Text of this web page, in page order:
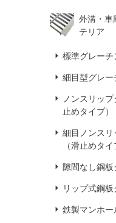
外溝・車
テリア
標準グレーチ
細目型グレー
ノンスリッ
止めタイプ）
細目ノンス
（滑止めタイ
隙間なし鋼
リップ式鋼
鉄製マンホー